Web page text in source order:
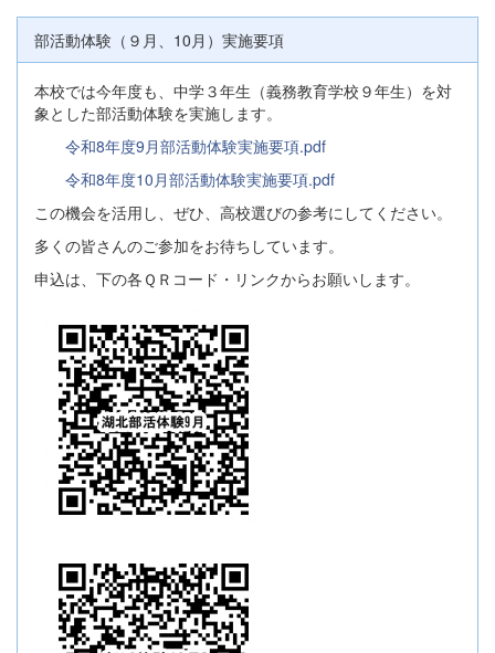
部活動体験（９月、10月）実施要項
本校では今年度も、中学３年生（義務教育学校９年生）を対
象とした部活動体験を実施します。
令和8年度9月部活動体験実施要項.pdf
令和8年度10月部活動体験実施要項.pdf
この機会を活用し、ぜひ、高校選びの参考にしてください。
多くの皆さんのご参加をお待ちしています。
申込は、下の各ＱＲコード・リンクからお願いします。